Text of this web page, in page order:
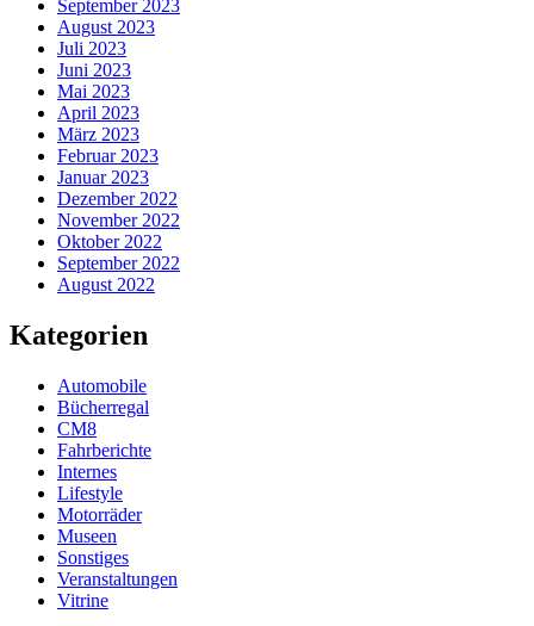
September 2023
August 2023
Juli 2023
Juni 2023
Mai 2023
April 2023
März 2023
Februar 2023
Januar 2023
Dezember 2022
November 2022
Oktober 2022
September 2022
August 2022
Kategorien
Automobile
Bücherregal
CM8
Fahrberichte
Internes
Lifestyle
Motorräder
Museen
Sonstiges
Veranstaltungen
Vitrine